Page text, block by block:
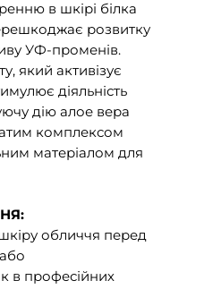
в шкірі білка
розвитку
УФ-променів.
який активізує
діяльність
дію алое вера
комплексом
матеріалом для
обличчя перед
в професійних